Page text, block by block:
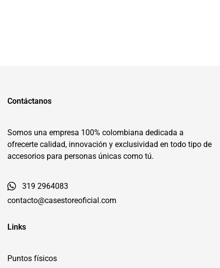
Contáctanos
Somos una empresa 100% colombiana dedicada a
ofrecerte calidad, innovación y exclusividad en todo tipo de
accesorios para personas únicas como tú.
319 2964083
contacto@casestoreoficial.com
Links
Puntos físicos